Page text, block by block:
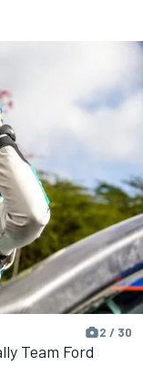
2 / 30
Team Ford